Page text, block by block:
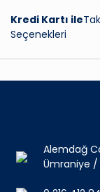
Kredi Kartı ile
Seçenekleri
Alemdağ
Ümraniye /